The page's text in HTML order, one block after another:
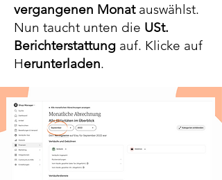
vergangenen Monatauswählst.
Nun taucht unten die USt.
Berichterstattung auf. Klicke auf
Herunterladen. ​